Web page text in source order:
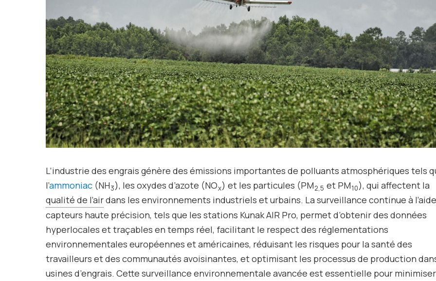
L’industrie des engrais génère des émissions importantes de polluants atmosphériques tels
l’ammoniac (NH3), les oxydes d’azote (NOx) et les particules (PM2,5 et PM10), qui affectent la
qualité de l’airdans les environnements industriels et urbains. La surveillance continue à
capteurs haute précision, tels que les stations Kunak AIR Pro, permet d’obtenir des données
hyperlocales et traçables en temps réel, facilitant le respect des réglementations
environnementales européennes et américaines, réduisant les risques pour la santé des
travailleurs et des communautés avoisinantes, et optimisant les processus de production
usines d’engrais. Cette surveillance environnementale avancée est essentielle pour